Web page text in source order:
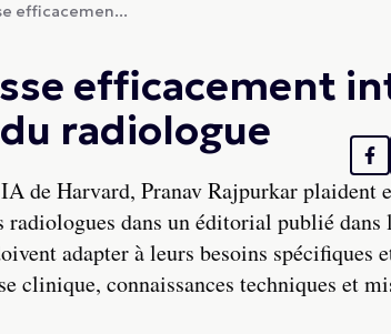
efficacemen...
efficacement
radiologue
de Harvard, Pranav Rajpurkar plaident
dans un éditorial publié dans
adapter à leurs besoins spécifiques
clinique, connaissances techniques et